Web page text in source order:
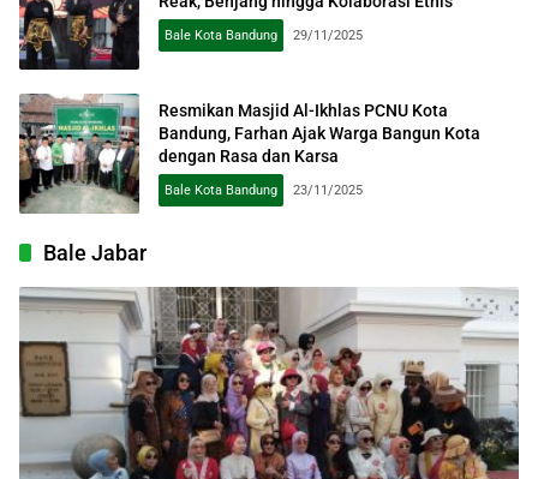
Bale Kota Bandung 29/11/2025
Resmikan Masjid Al-Ikhlas PCNU Kota
Bandung, Farhan Ajak Warga Bangun Kota
dengan Rasa dan Karsa
Bale Kota Bandung 23/11/2025
Bale Jabar